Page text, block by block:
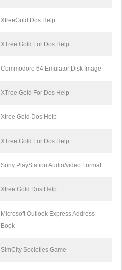
XtreeGold Dos Help
XTree Gold For Dos Help
Commodore 64 Emulator Disk Image
XTree Gold For Dos Help
Xtree Gold Dos Help
XTree Gold For Dos Help
Sony PlayStation Audio/video Format
Xtree Gold Dos Help
Microsoft Outlook Express Address
Book
SimCity Societies Game